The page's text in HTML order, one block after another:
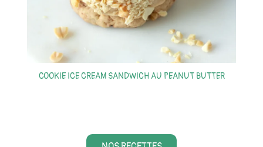
COOKIE ICE CREAM SANDWICH AU PEANUT BUTTER